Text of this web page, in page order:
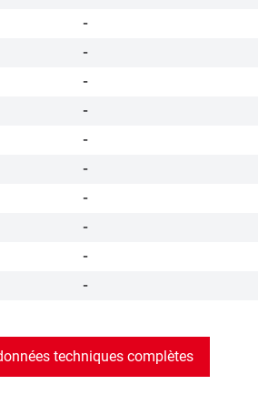
-
-
-
-
-
-
-
-
-
-
techniques complètes